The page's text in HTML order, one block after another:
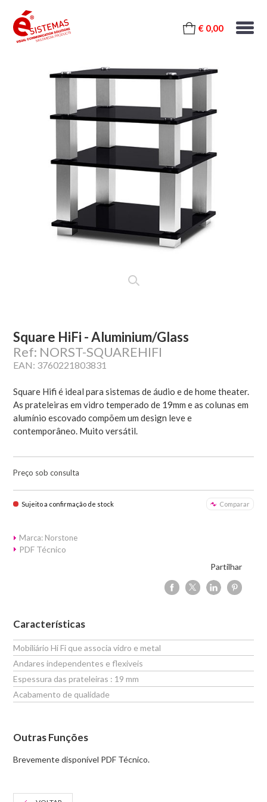
€ 0,00
Square HiFi - Aluminium/Glass
Ref: NORST-SQUAREHIFI
EAN: 3760221803831
Square Hifi é ideal para sistemas de áudio e de home theater.
As prateleiras em vidro temperado de 19mm e as colunas em
alumínio escovado compõem um design leve e
contemporâneo. Muito versátil.
Preço sob consulta
Sujeito a confirmação de stock Comparar
Marca: Norstone
PDF Técnico
Partilhar
Características
Mobiliário Hi Fi que associa vidro e metal
Andares independentes e flexiveis
Espessura das prateleiras : 19 mm
Acabamento de qualidade
Outras Funções
Brevemente disponível PDF Técnico.